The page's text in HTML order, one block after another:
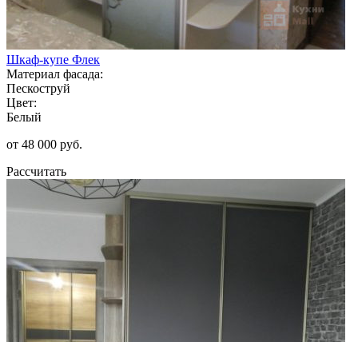
Шкаф-купе Флек
Материал фасада:
Пескоструй
Цвет:
Белый
от 48 000 руб.
Рассчитать